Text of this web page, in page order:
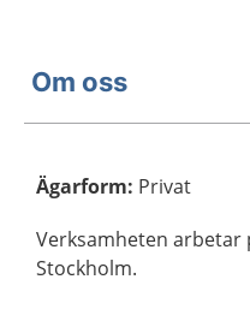
Om oss
Ägarform: Privat
Verksamheten arbetar
Stockholm.